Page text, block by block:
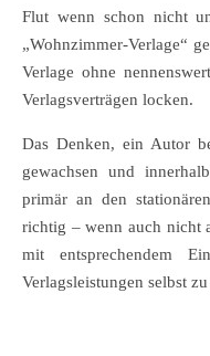
Flut wenn schon nicht
„Wohnzimmer-Verlage“
Verlage ohne
Verlagsverträgen locken.
Das Denken, ein Autor
gewachsen und
primär an den
richtig – wenn auch nicht
mit entsprechendem
Verlagsleistungen selbst